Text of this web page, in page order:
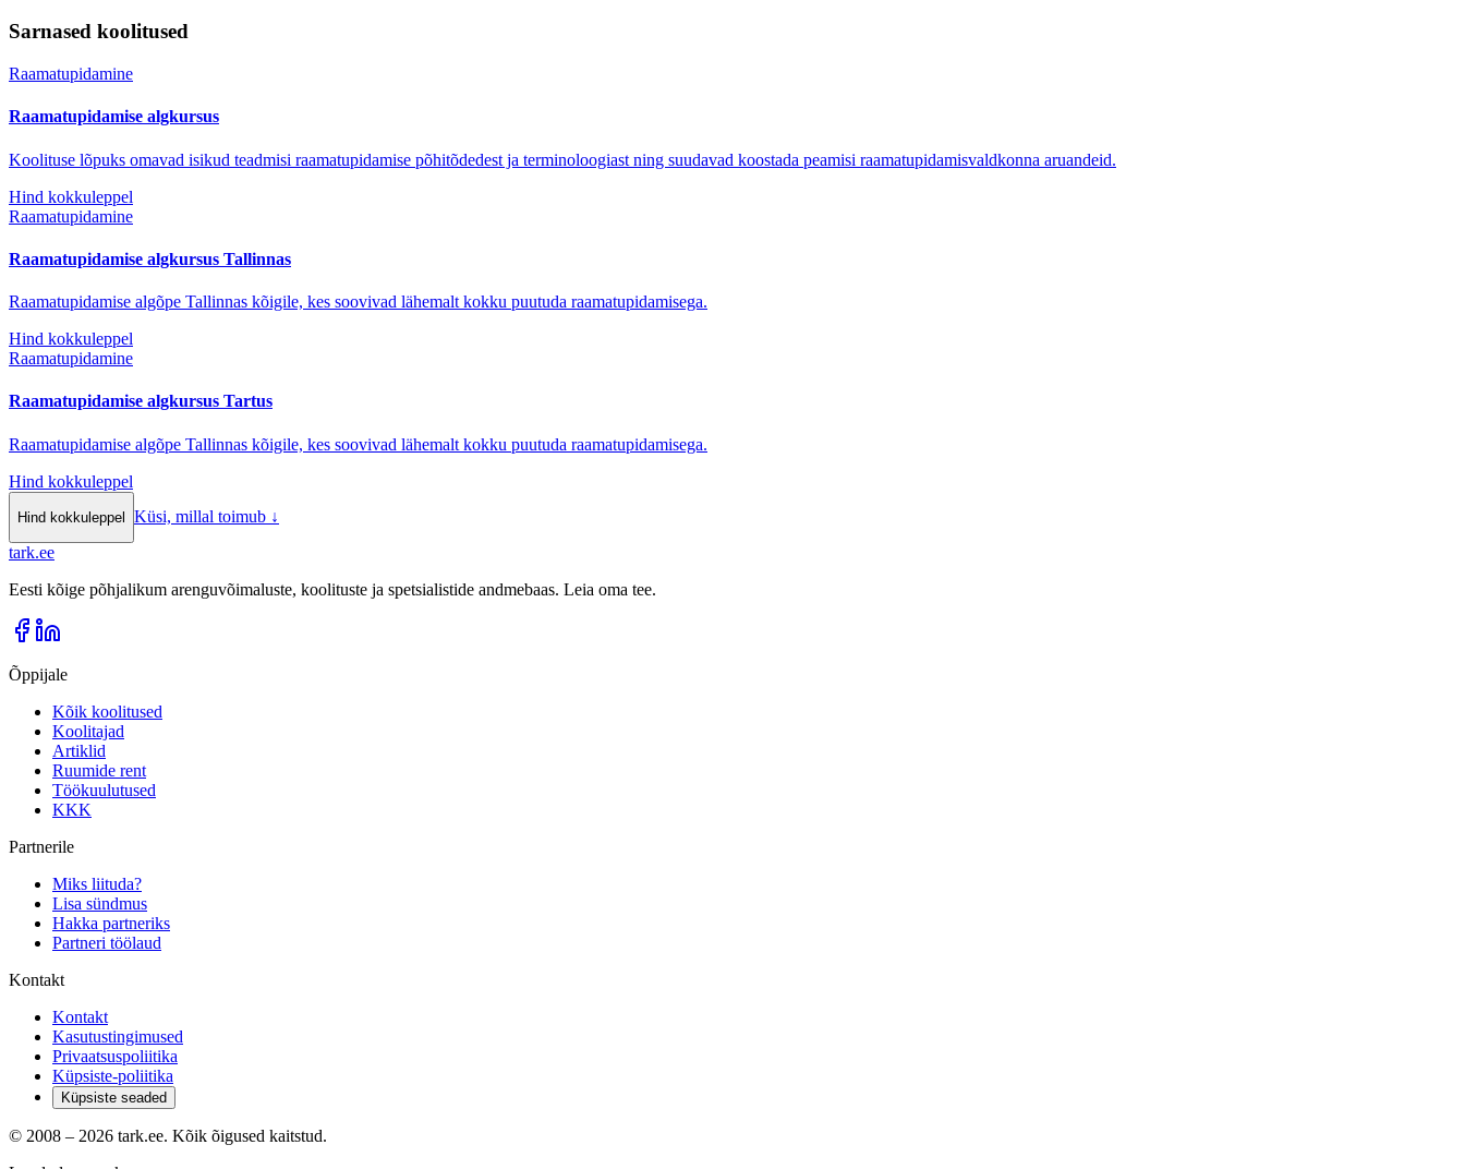
Sarnased koolitused
Raamatupidamine
Raamatupidamise algkursus
Koolituse lõpuks omavad isikud teadmisi raamatupidamise põhitõdedest ja terminoloogiast ning suudavad koostada peamisi raamatupidamisvaldkonna aruandeid.
Hind kokkuleppel
Raamatupidamine
Raamatupidamise algkursus Tallinnas
Raamatupidamise algõpe Tallinnas kõigile, kes soovivad lähemalt kokku puutuda raamatupidamisega.
Hind kokkuleppel
Raamatupidamine
Raamatupidamise algkursus Tartus
Raamatupidamise algõpe Tallinnas kõigile, kes soovivad lähemalt kokku puutuda raamatupidamisega.
Hind kokkuleppel
Hind kokkuleppel Küsi, millal toimub ↓
tark.ee
Eesti kõige põhjalikum arenguvõimaluste, koolituste ja spetsialistide andmebaas. Leia oma tee.
Õppijale
Kõik koolitused
Koolitajad
Artiklid
Ruumide rent
Töökuulutused
KKK
Partnerile
Miks liituda?
Lisa sündmus
Hakka partneriks
Partneri töölaud
Kontakt
Kontakt
Kasutustingimused
Privaatsuspoliitika
Küpsiste-poliitika
Küpsiste seaded
© 2008 – 2026 tark.ee. Kõik õigused kaitstud.